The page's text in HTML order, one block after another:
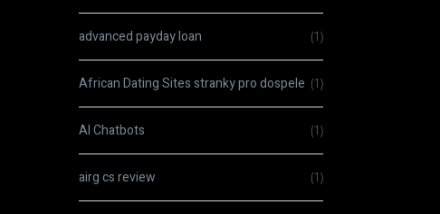
advanced payday loan (1)
African Dating Sites stranky pro dospele (1)
AI Chatbots (1)
airg cs review (1)